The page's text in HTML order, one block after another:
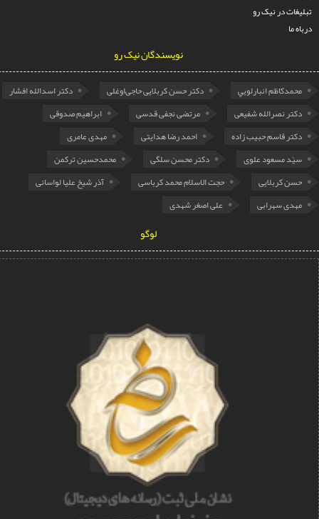
در نیک رو
نویسندگان نیک رو
انبارلويي دکتر حسن کربلایی حاجی‌اوغلی
دکتر اسدالله افشار
نصرالله شفیعی
مرتضی نجفی قدسی
ابراهیم صدوقی
قاسم حبیب زاده
احمد رضا هدایتی
مهدی عامری
مسعود علوی
دکتر محسن سلگی
محمدحسین ترکمن
کربلایی
حجت الاسلام محمد کرباسی
آذر شیخ علیا لواسانی
سهرابی
علی اصغر شهدی